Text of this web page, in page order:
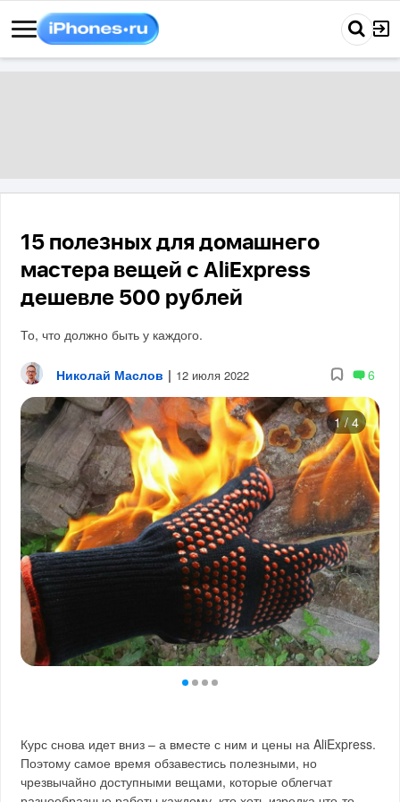
15 полезных для домашнего
мастера вещей с AliExpress
дешевле 500 рублей
То, что должно быть у каждого.
Николай Маслов | 12 июля 2022 6
1 / 4
Курс снова идет вниз – а вместе с ним и цены на AliExpress.
Поэтому самое время обзавестись полезными, но
чрезвычайно доступными вещами, которые облегчат